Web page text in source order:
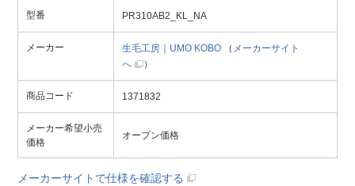
型番 PR310AB2_KL_NA
メーカー 生毛工房｜UMO KOBO （ メーカーサイト
へ
）
商品コード 1371832
メーカー希望小売
価格
オープン価格
メーカーサイトで仕様を確認する